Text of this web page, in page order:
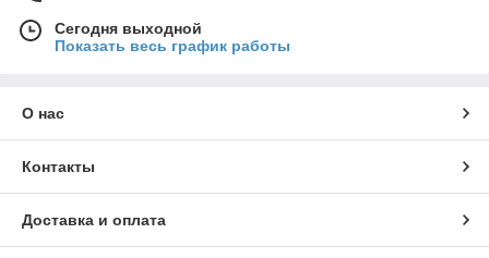
Сегодня выходной
Показать весь график работы
О нас
Контакты
Доставка и оплата